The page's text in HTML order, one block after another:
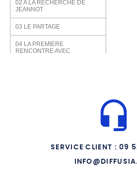
02 A LA RECHERCHE DE
JEANNOT
03 LE PARTAGE
04 LA PREMIERE
RENCONTRE AVEC
09 LES RETROUVAILLES
SERVICE CLIENT : 09